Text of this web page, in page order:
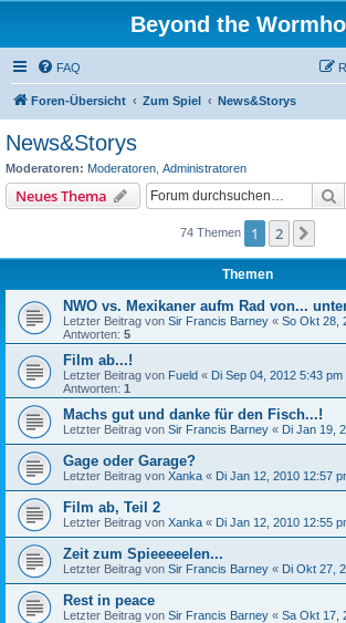
Beyond the
FAQ
Foren-Übersicht Zum Spiel News&Storys
News&Storys
Moderatoren: Moderatoren Administratoren
Neues Thema
74 Themen 1 2
Themen
NWO vs. Mexikaner aufm Rad von...
Letzter Beitrag von Sir Francis Barney « So Okt 28,
Antworten: 5
Film ab...!
Letzter Beitrag von Fueld « Di Sep 04, 2012 5:43 pm
Antworten: 1
Machs gut und danke für den Fisch...!
Letzter Beitrag von Sir Francis Barney « Di Jan 19,
Gage oder Garage?
Letzter Beitrag von Xanka « Di Jan 12, 2010 12:57
Film ab, Teil 2
Letzter Beitrag von Xanka « Di Jan 12, 2010 12:55
Zeit zum Spieeeeelen...
Letzter Beitrag von Sir Francis Barney « Di Okt 27,
Rest in peace
Letzter Beitrag von Sir Francis Barney « Sa Okt 17,